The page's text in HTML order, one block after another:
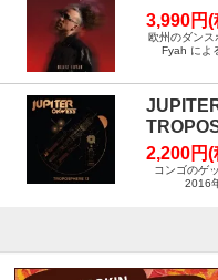
3,990円(
欧州のダン
Fyah によ
2,200円(
コンゴのゲ
2016